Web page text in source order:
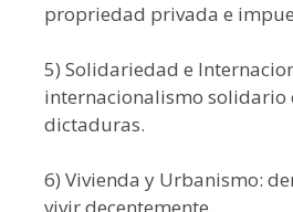
propriedad privada e
5) Solidariedad e
internacionalismo solidario
dictaduras.
6) Vivienda y Urbanismo: